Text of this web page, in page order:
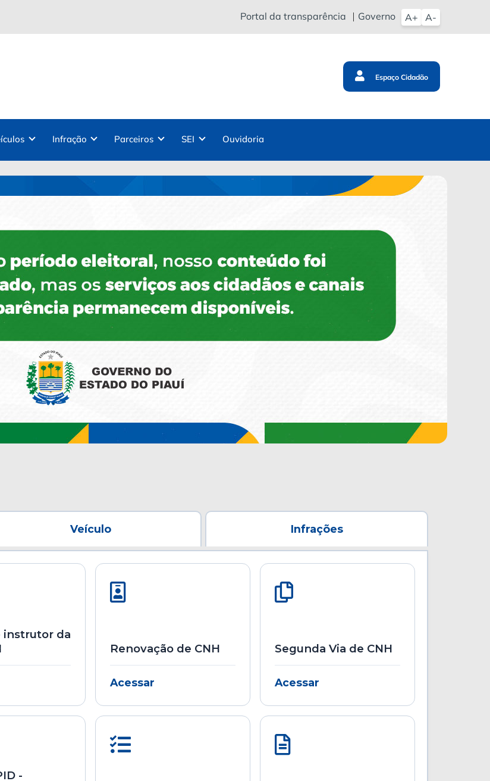
Portal da transparência Governo A+ A-
Espaço Cidadão
Infração Parceiros SEI Ouvidoria
Veículo Infrações
instrutor da
Renovação de CNH
Acessar
Segunda Via de CNH
Acessar
-